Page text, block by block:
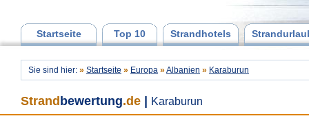
Startseite Top 10 Strandhotels
Sie sind hier: » Startseite » Europa » Albanien » Karaburun
Strand bewertung.de Karaburun